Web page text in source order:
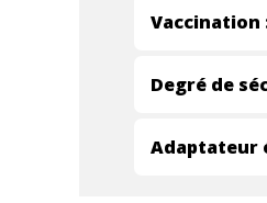
Vaccination
Degré de
Adaptateur